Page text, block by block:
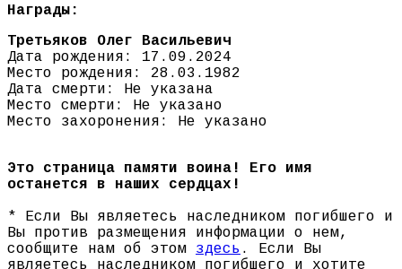
Награды:
Третьяков Олег Васильевич
Дата рождения: 17.09.2024
Место рождения: 28.03.1982
Дата смерти: Не указана
Место смерти: Не указано
Место захоронения: Не указано
Это страница памяти воина! Его имя
останется в наших сердцах!
* Если Вы являетесь наследником погибшего и
Вы против размещения информации о нем,
сообщите нам об этом здесь . Если Вы
являетесь наследником погибшего и хотите